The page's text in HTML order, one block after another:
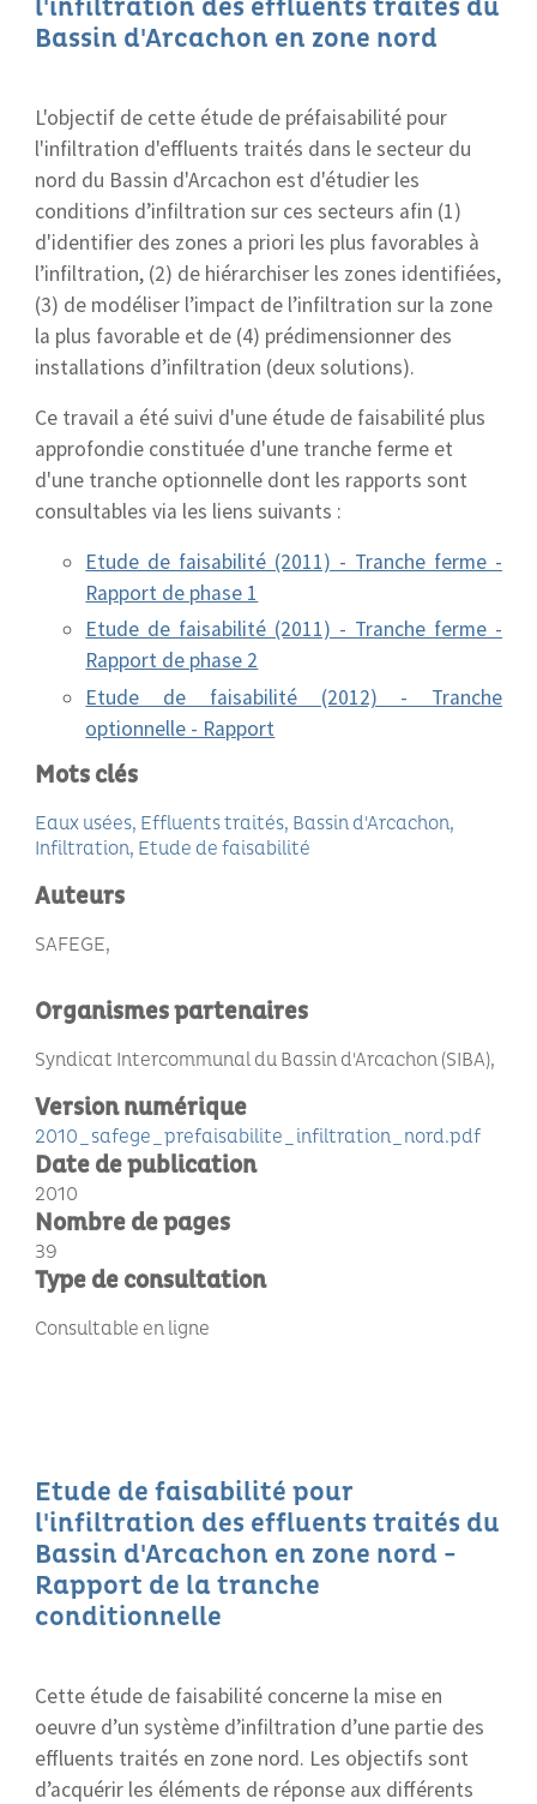
l'infiltration des effluents traités du
Bassin d'Arcachon en zone nord
L'objectif de cette étude de préfaisabilité pour
l'infiltration d'effluents traités dans le secteur du
nord du Bassin d'Arcachon est d'étudier les
conditions d’infiltration sur ces secteurs afin (1)
d'identifier des zones a priori les plus favorables à
l’infiltration, (2) de hiérarchiser les zones identifiées,
(3) de modéliser l’impact de l’infiltration sur la zone
la plus favorable et de (4) prédimensionner des
installations d’infiltration (deux solutions).
Ce travail a été suivi d'une étude de faisabilité plus
approfondie constituée d'une tranche ferme et
d'une tranche optionnelle dont les rapports sont
consultables via les liens suivants :
Etude de faisabilité (2011) - Tranche ferme -
Rapport de phase 1
Etude de faisabilité (2011) - Tranche ferme -
Rapport de phase 2
Etude de faisabilité (2012) - Tranche
optionnelle - Rapport
Mots clés
Eaux usées Effluents traités Bassin d'Arcachon
Infiltration Etude de faisabilité
Auteurs
SAFEGE
Organismes partenaires
Syndicat Intercommunal du Bassin d'Arcachon (SIBA)
Version numérique
2010_safege_prefaisabilite_infiltration_nord.pdf
Date de publication
2010
Nombre de pages
39
Type de consultation
Consultable en ligne
Etude de faisabilité pour
l'infiltration des effluents traités du
Bassin d'Arcachon en zone nord -
Rapport de la tranche
conditionnelle
Cette étude de faisabilité concerne la mise en
oeuvre d’un système d’infiltration d’une partie des
effluents traités en zone nord. Les objectifs sont
d’acquérir les éléments de réponse aux différents